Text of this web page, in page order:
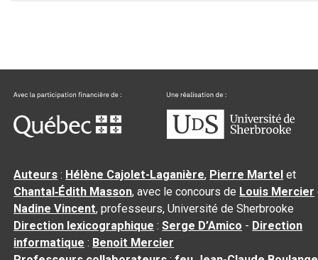
Auteurs : Hélène Cajolet-Laganière, Pierre Martel et
Chantal‑Édith Masson, avec le concours de Louis Mercier
Nadine Vincent, professeurs, Université de Sherbrooke
Direction lexicographique :Serge D’Amico - Direction
informatique : Benoit Mercier